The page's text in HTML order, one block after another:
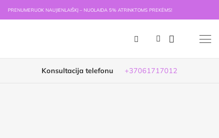
PRENUMERUOK NAUJIENLAIŠKĮ – NUOLAIDA 5% ATRINKTOMS PREKĖMS!
Konsultacija telefonu +37061717012